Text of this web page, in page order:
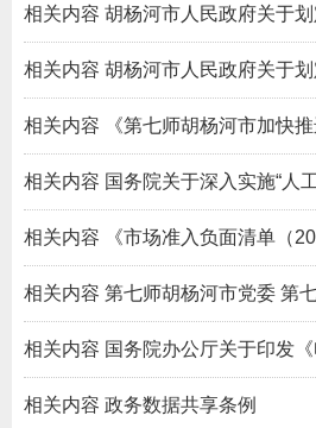
网应用程序规范化管理办法》的通
相关内容 胡杨河市人民政府关于
三及以下排放标准柴油货车限行区
相关内容 胡杨河市人民政府关于
放区的通告
相关内容 《第七师胡杨河市加快
三年行动方案 （2025—2027 年）
2 号）
相关内容 国务院关于深入实施“人
意见
相关内容 《市场准入负面清单（
相关内容 第七师胡杨河市党委 第
人民政府关于表彰2025年度三八红
（集体）的决定
相关内容 国务院办公厅关于印发
办法》的通知
相关内容 政务数据共享条例